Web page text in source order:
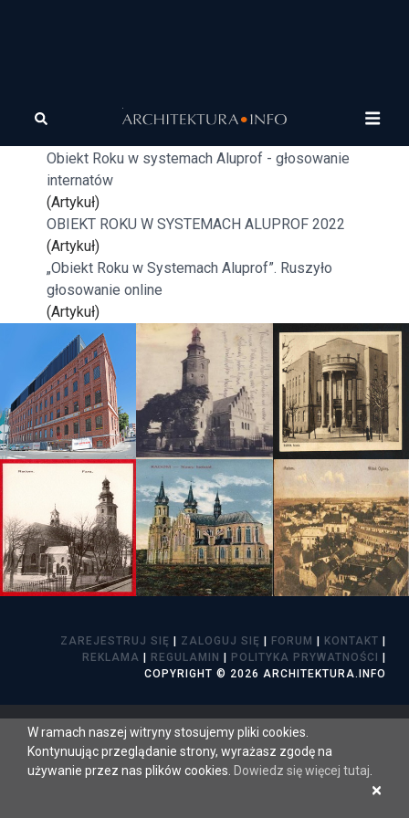
Aluprof Czas aluminium
Obiekt Roku w systemach Aluprof - głosowanie
internatów
(Artykuł)
OBIEKT ROKU W SYSTEMACH ALUPROF 2022
(Artykuł)
„Obiekt Roku w Systemach Aluprof”. Ruszyło
głosowanie online
(Artykuł)
ZAREJESTRUJ SIĘ | ZALOGUJ SIĘ | FORUM | KONTAKT |
REKLAMA | REGULAMIN | POLITYKA PRYWATNOŚCI |
COPYRIGHT © 2026 ARCHITEKTURA.INFO
W ramach naszej witryny stosujemy pliki cookies.
Kontynuując przeglądanie strony, wyrażasz zgodę na
używanie przez nas plików cookies. Dowiedz się więcej tutaj
×